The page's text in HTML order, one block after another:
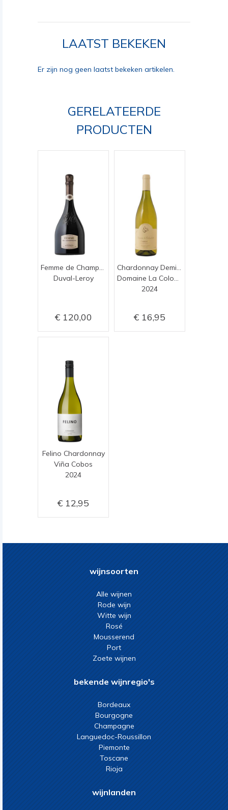
LAATST BEKEKEN
Er zijn nog geen laatst bekeken artikelen.
GERELATEERDE
PRODUCTEN
Duval-Leroy
120,00
2024
16,95
Felino Chardonnay
Viña Cobos
2024
12,95
wijnsoorten
Alle wijnen
Rode wijn
Witte wijn
Rosé
Mousserend
Port
Zoete wijnen
bekende wijnregio's
Bordeaux
Bourgogne
Champagne
Languedoc-Roussillon
Piemonte
Toscane
Rioja
wijnlanden